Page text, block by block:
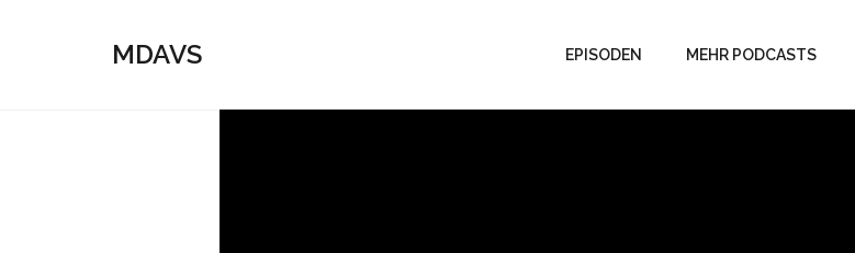
MDAVS EPISODEN MEHR PODCASTS